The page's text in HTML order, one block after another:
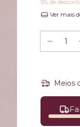
5% de
Ver mais
Meios